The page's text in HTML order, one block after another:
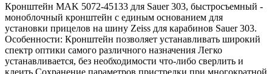
Кронштейн MAK 5072-45133 для Sauer 303, быстросъемный -
моноблочный кронштейн с единым основанием для
установки прицелов на шину Zeiss для карабинов Sauer 303.
Особенности: Кронштейн позволяет устанавливать широкий
спектр оптики самого различного назначения Легко
устанавливается, без необходимости что-либо сверлить и
клеить Сохранение параметров пристрелки при многократной